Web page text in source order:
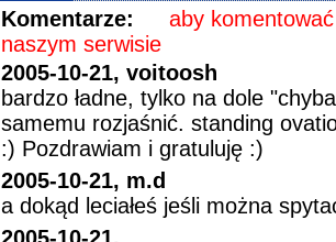
Komentarze:
aby
naszym serwisie
2005-10-21, voitoosh
bardzo ładne, tylko na dole
samemu rozjaśnić. standing
:) Pozdrawiam i gratuluję :)
2005-10-21, m.d
a dokąd leciałeś jeśli można